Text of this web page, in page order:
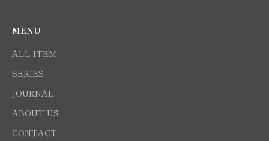
MENU
ALL ITEM
SERIES
JOURNAL
ABOUT US
CONTACT